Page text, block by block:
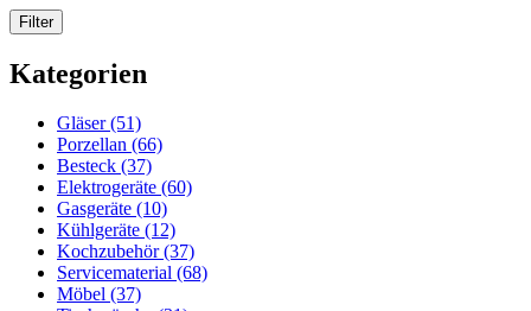
Kategorien
Gläser (51)
Porzellan (66)
Besteck (37)
Elektrogeräte (60)
Gasgeräte (10)
Kühlgeräte (12)
Kochzubehör (37)
Servicematerial (68)
Möbel (37)